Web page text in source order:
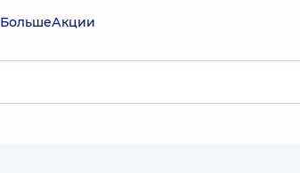
БольшеАкции